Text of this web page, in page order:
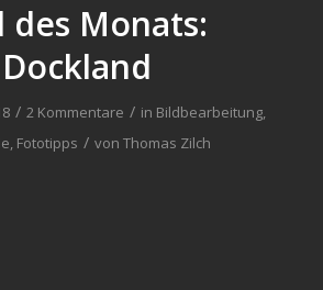
des Monats:
Dockland
/ 2 Kommentare / in Bildbearbeitung,
, Fototipps / vonThomas Zilch